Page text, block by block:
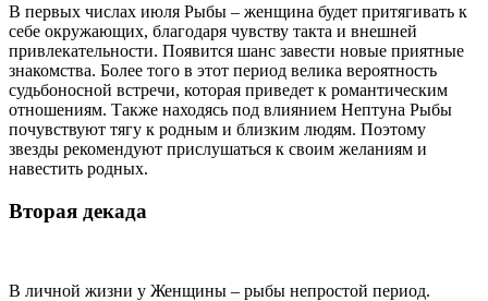
В первых числах июля Рыбы – женщина будет притягивать к
себе окружающих, благодаря чувству такта и внешней
привлекательности. Появится шанс завести новые приятные
знакомства. Более того в этот период велика вероятность
судьбоносной встречи, которая приведет к романтическим
отношениям. Также находясь под влиянием Нептуна Рыбы
почувствуют тягу к родным и близким людям. Поэтому
звезды рекомендуют прислушаться к своим желаниям и
навестить родных.
Вторая декада
В личной жизни у Женщины – рыбы непростой период.